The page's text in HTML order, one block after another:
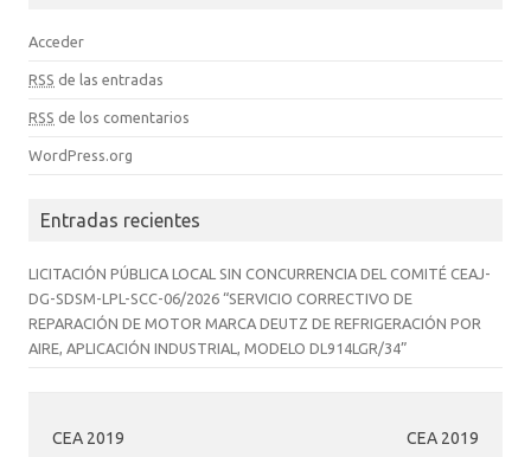
Acceder
RSS de las entradas
RSS de los comentarios
WordPress.org
Entradas recientes
LICITACIÓN PÚBLICA LOCAL SIN CONCURRENCIA DEL COMITÉ CEAJ-
DG-SDSM-LPL-SCC-06/2026 “SERVICIO CORRECTIVO DE
REPARACIÓN DE MOTOR MARCA DEUTZ DE REFRIGERACIÓN POR
AIRE, APLICACIÓN INDUSTRIAL, MODELO DL914LGR/34”
CEA 2019 CEA 2019